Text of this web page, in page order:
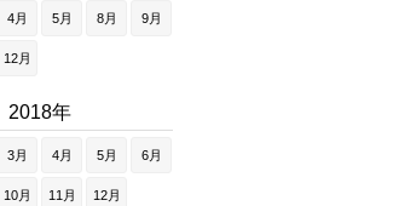
4月 5月 8月 9月
12月
2018年
3月 4月 5月 6月
10月 11月 12月